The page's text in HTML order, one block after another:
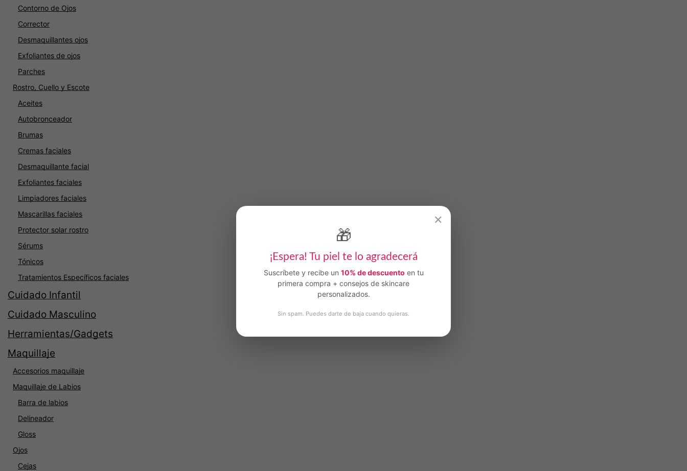
Contorno de Ojos
Corrector
Desmaquillantes ojos
Exfoliantes de ojos
Parches
Rostro, Cuello y Escote
Aceites
Autobronceador
Brumas
Cremas faciales
Desmaquillante facial
Exfoliantes faciales
Limpiadores faciales
Mascarillas faciales
Protector solar rostro
Sérums
Tónicos
Tratamientos Específicos faciales
Cuidado Infantil
Cuidado Masculino
Herramientas/Gadgets
Maquillaje
Accesorios maquillaje
Maquillaje de Labios
Barra de labios
Delineador
Gloss
Ojos
Cejas
✕
🎁
¡Espera! Tu piel te lo agradecerá
Suscríbete y recibe un 10% de descuento en tu
primera compra + consejos de skincare
personalizados.
Sin spam. Puedes darte de baja cuando quieras.